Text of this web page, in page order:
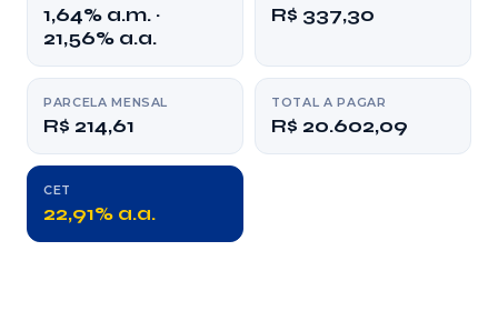
1,64% a.m. ·
21,56% a.a.
R$ 337,30
PARCELA MENSAL
R$ 214,61
TOTAL A PAGAR
R$ 20.602,09
CET
22,91% a.a.